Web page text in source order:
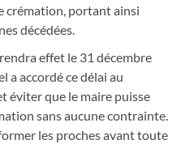
crémation, portant ainsi
décédées.
effet le 31 décembre
a accordé ce délai au
éviter que le maire puisse
sans aucune contrainte.
les proches avant toute